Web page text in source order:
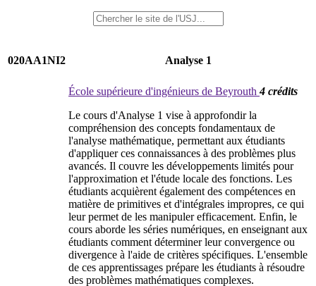
020AA1NI2 Analyse 1
École supérieure d'ingénieurs de Beyrouth4 crédits
Le cours d'Analyse 1 vise à approfondir la
compréhension des concepts fondamentaux de
l'analyse mathématique, permettant aux étudiants
d'appliquer ces connaissances à des problèmes plus
avancés. Il couvre les développements limités pour
l'approximation et l'étude locale des fonctions. Les
étudiants acquièrent également des compétences en
matière de primitives et d'intégrales impropres, ce qui
leur permet de les manipuler efficacement. Enfin, le
cours aborde les séries numériques, en enseignant aux
étudiants comment déterminer leur convergence ou
divergence à l'aide de critères spécifiques. L'ensemble
de ces apprentissages prépare les étudiants à résoudre
des problèmes mathématiques complexes.